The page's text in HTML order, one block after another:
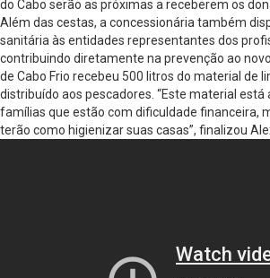
do Cabo serão as próximas a receberem os
Além das cestas, a concessionária também
sanitária às entidades representantes dos
contribuindo diretamente na prevenção ao
de Cabo Frio recebeu 500 litros do material de
distribuído aos pescadores. “Este material está
famílias que estão com dificuldade financeira,
terão como higienizar suas casas”, finalizou